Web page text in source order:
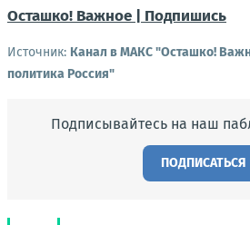
Осташко! Важное | Подпишись
Источник: Канал в МАКС "Осташко!
политика Россия"
Подписывайтесь на наш
ПОДПИСАТЬСЯ